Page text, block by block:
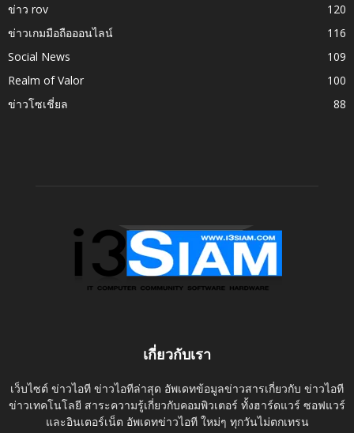
ข่าว rov
120
ข่าวเกมมือถือออนไลน์
116
Social News
109
Realm of Valor
100
ข่าวโซเชี่ยล
88
เกี่ยวกับเรา
เว็บไซต์ ข่าวไอที ข่าวไอทีล่าสุด อัพเดทข้อมูลข่าวสารเกี่ยวกับ ข่าวไอที
ข่าวเทคโนโลยี สาระความรู้เกี่ยวกับคอมพิวเตอร์ ทั้งฮาร์ดแวร์ ซอฟแวร์
และอินเตอร์เน็ต อัพเดทข่าวไอที ใหม่ๆ ทุกวันไม่ตกเทรน